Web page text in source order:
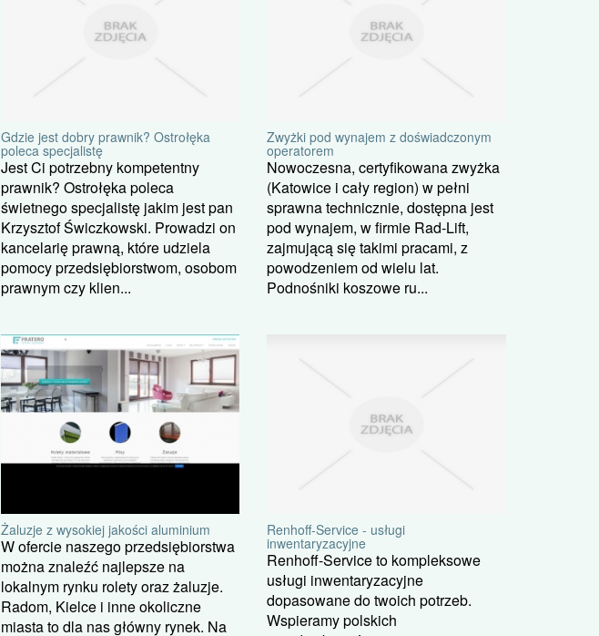
Gdzie jest dobry prawnik? Ostrołęka
poleca specjalistę
Jest Ci potrzebny kompetentny
prawnik? Ostrołęka poleca
świetnego specjalistę jakim jest pan
Krzysztof Świczkowski. Prowadzi on
kancelarię prawną, które udziela
pomocy przedsiębiorstwom, osobom
prawnym czy klien...
Zwyżki pod wynajem z doświadczonym
operatorem
Nowoczesna, certyfikowana zwyżka
(Katowice i cały region) w pełni
sprawna technicznie, dostępna jest
pod wynajem, w firmie Rad-Lift,
zajmującą się takimi pracami, z
powodzeniem od wielu lat.
Podnośniki koszowe ru...
Żaluzje z wysokiej jakości aluminium
W ofercie naszego przedsiębiorstwa
można znaleźć najlepsze na
lokalnym rynku rolety oraz żaluzje.
Radom, Kielce i inne okoliczne
miasta to dla nas główny rynek. Na
Renhoff-Service - usługi
inwentaryzacyjne
Renhoff-Service to kompleksowe
usługi inwentaryzacyjne
dopasowane do twoich potrzeb.
Wspieramy polskich